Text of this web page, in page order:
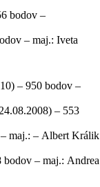
bodov –
– maj.: Iveta
– 950 bodov –
– 553
maj.: – Albert Králik
bodov – maj.: Andrea